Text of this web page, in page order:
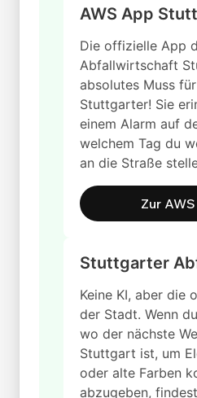
AWS App
Die offizielle App
Abfallwirtschaft
absolutes Muss
Stuttgarter! Sie
einem Alarm auf
welchem Tag du
an die Straße
Zur
Stuttgarter
Keine KI, aber die
der Stadt. Wenn
wo der nächste
Stuttgart ist, um
oder alte Farben
abzugeben,